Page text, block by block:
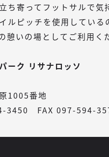
ち寄ってフットサルで気
ルピッチを使用してい
憩いの場としてご利用く
ーク リサナロッソ
1005番地
3450 FAX 097-594-